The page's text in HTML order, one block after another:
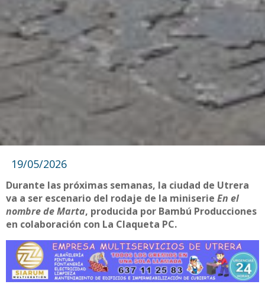
19/05/2026
Durante las próximas semanas, la ciudad de Utrera
va a ser escenario del rodaje de la miniserie En el
nombre de Marta, producida por Bambú Producciones
en colaboración con La Claqueta PC.